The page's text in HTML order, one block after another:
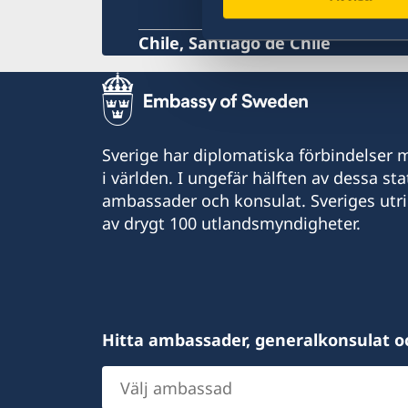
Chile, Santiago de Chile
Sverige har diplomatiska förbindelser
i världen. I ungefär hälften av dessa
ambassader och konsulat. Sveriges
av drygt 100 utlandsmyndigheter.
Hitta ambassader, generalkonsulat
Välj
ambassad